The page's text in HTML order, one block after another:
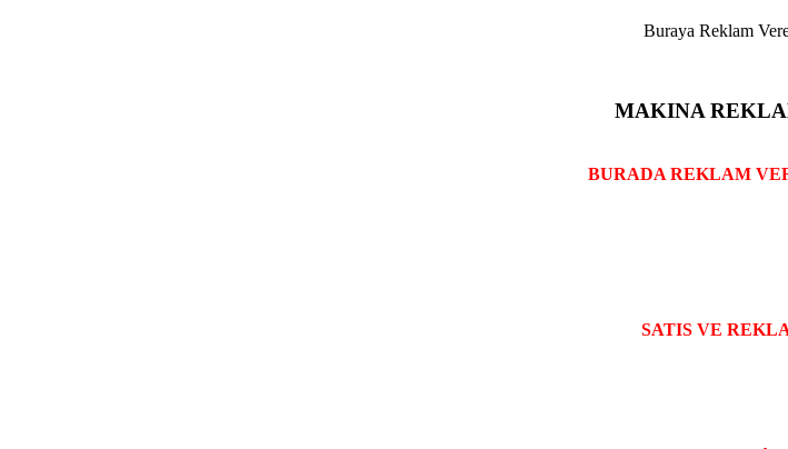
Buraya Reklam
MAKINA
BURADA REKLAM
SATIS VE